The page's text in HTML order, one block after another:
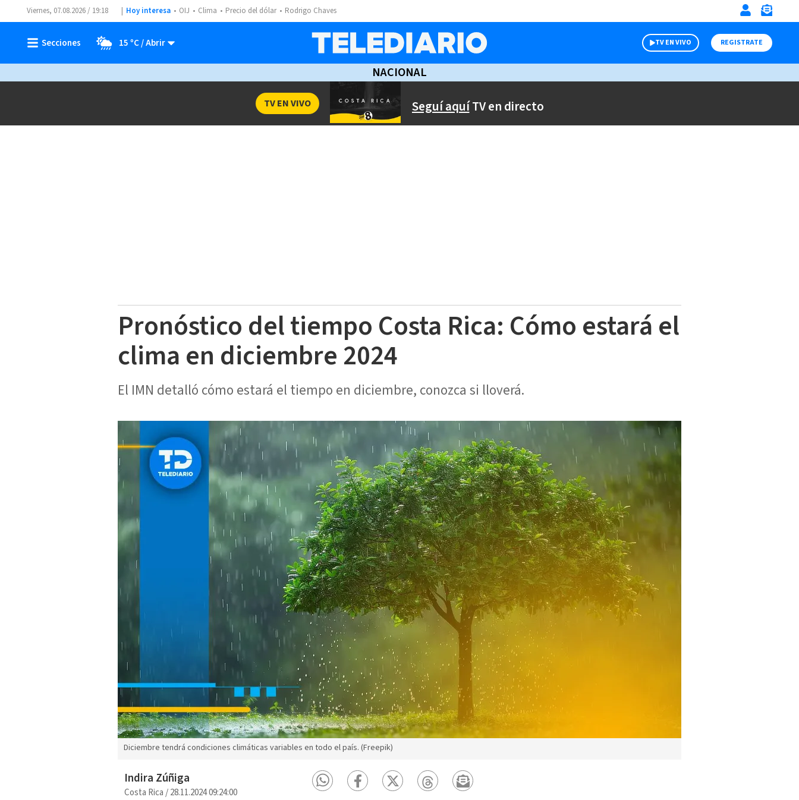
Viernes, 07.08.2026 / 19:18 Hoy interesa OIJ Clima Precio del dólar Rodrigo Chaves
15 ºC TV EN VIVO REGISTRATE
NACIONAL
Seguí aquíTV en directo
TV EN VIVO
Pronóstico del tiempo Costa Rica: Cómo estará el
clima en diciembre 2024
El IMN detalló cómo estará el tiempo en diciembre, conozca si lloverá.
Diciembre tendrá condiciones climáticas variables en todo el país. (Freepik)
Indira Zúñiga
Costa Rica/28.11.2024 09:24:00